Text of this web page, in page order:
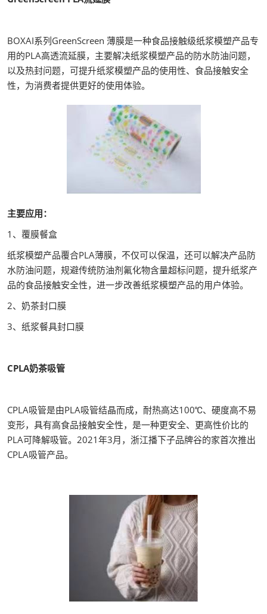
BOXAI系列GreenScreen 薄膜是一种食品接触级纸浆模塑产品专
用的PLA高透流延膜，主要解决纸浆模塑产品的防水防油问题，
以及热封问题，可提升纸浆模塑产品的使用性、食品接触安全
性，为消费者提供更好的使用体验。
主要应用：
1、覆膜餐盒
纸浆模塑产品覆合PLA薄膜，不仅可以保温，还可以解决产品防
水防油问题，规避传统防油剂氟化物含量超标问题，提升纸浆产
品的食品接触安全性，进一步改善纸浆模塑产品的用户体验。
2、奶茶封口膜
3、纸浆餐具封口膜
CPLA奶茶吸管
CPLA吸管是由PLA吸管结晶而成，耐热高达100℃、硬度高不易
变形，具有高食品接触安全性，是一种更安全、更高性价比的
PLA可降解吸管。2021年3月，浙江播下子品牌谷的家首次推出
CPLA吸管产品。